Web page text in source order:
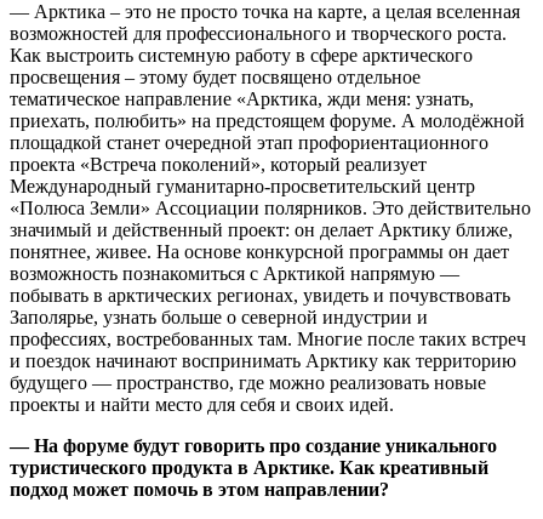
— Арктика – это не просто точка на карте, а целая вселенная
возможностей для профессионального и творческого роста.
Как выстроить системную работу в сфере арктического
просвещения – этому будет посвящено отдельное
тематическое направление «Арктика, жди меня: узнать,
приехать, полюбить» на предстоящем форуме. А молодёжной
площадкой станет очередной этап профориентационного
проекта «Встреча поколений», который реализует
Международный гуманитарно-просветительский центр
«Полюса Земли» Ассоциации полярников. Это действительно
значимый и действенный проект: он делает Арктику ближе,
понятнее, живее. На основе конкурсной программы он дает
возможность познакомиться с Арктикой напрямую —
побывать в арктических регионах, увидеть и почувствовать
Заполярье, узнать больше о северной индустрии и
профессиях, востребованных там. Многие после таких встреч
и поездок начинают воспринимать Арктику как территорию
будущего — пространство, где можно реализовать новые
проекты и найти место для себя и своих идей.
— На форуме будут говорить про создание уникального
туристического продукта в Арктике. Как креативный
подход может помочь в этом направлении?